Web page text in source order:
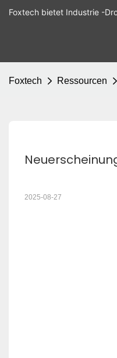
Foxtech bietet Industrie -
Foxtech Ressourcen
2025-08-27